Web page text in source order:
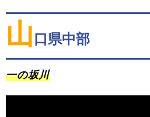
山口県中部
一の坂川